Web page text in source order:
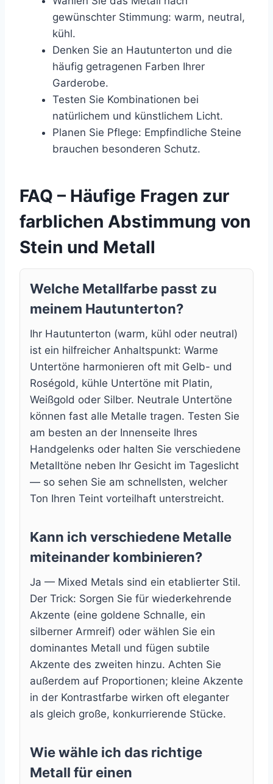
gewünschter Stimmung: warm, neutral,
kühl.
Denken Sie an Hautunterton und die
häufig getragenen Farben Ihrer
Garderobe.
Testen Sie Kombinationen bei
natürlichem und künstlichem Licht.
Planen Sie Pflege: Empfindliche Steine
brauchen besonderen Schutz.
FAQ – Häufige Fragen zur
farblichen Abstimmung von
Stein und Metall
Welche Metallfarbe passt zu
meinem Hautunterton?
Ihr Hautunterton (warm, kühl oder neutral)
ist ein hilfreicher Anhaltspunkt: Warme
Untertöne harmonieren oft mit Gelb- und
Roségold, kühle Untertöne mit Platin,
Weißgold oder Silber. Neutrale Untertöne
können fast alle Metalle tragen. Testen Sie
am besten an der Innenseite Ihres
Handgelenks oder halten Sie verschiedene
Metalltöne neben Ihr Gesicht im Tageslicht
— so sehen Sie am schnellsten, welcher
Ton Ihren Teint vorteilhaft unterstreicht.
Kann ich verschiedene Metalle
miteinander kombinieren?
Ja — Mixed Metals sind ein etablierter Stil.
Der Trick: Sorgen Sie für wiederkehrende
Akzente (eine goldene Schnalle, ein
silberner Armreif) oder wählen Sie ein
dominantes Metall und fügen subtile
Akzente des zweiten hinzu. Achten Sie
außerdem auf Proportionen; kleine Akzente
in der Kontrastfarbe wirken oft eleganter
als gleich große, konkurrierende Stücke.
Wie wähle ich das richtige
Metall für einen